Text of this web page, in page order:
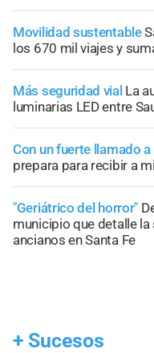
Movilidad sustentable
los 670 mil viajes y
Más seguridad vial La
luminarias LED entre
Con un fuerte llamado
prepara para recibir a
"Geriátrico del horror"
municipio que detalle
ancianos en Santa Fe
+ Sucesos